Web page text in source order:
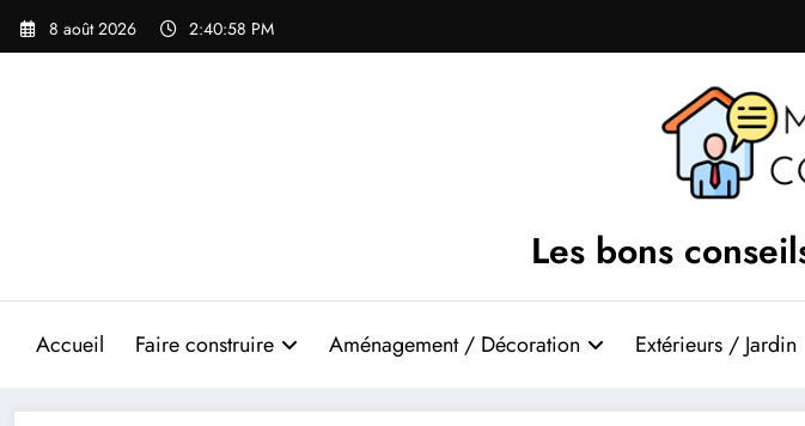
Aller
8 août 2026 2:41:00 PM
Les bons
Accueil Faire construire Aménagement / Décoration Extérieurs / Jardin